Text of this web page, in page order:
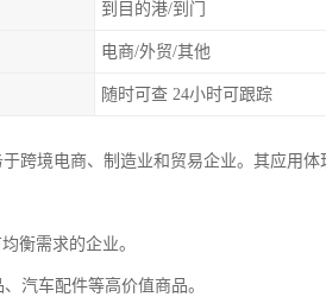
到目的港/到门
电商/外贸/其他
随时可查 24小时可跟踪
跨境电商、制造业和贸易企业。其应用体
衡需求的企业。
汽车配件等高价值商品。